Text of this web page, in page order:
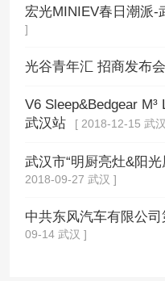
宏光MINIEV春日潮派-
]
光谷青年汇 招商发布会
V6 Sleep&Bedgear
武汉站
[ 2018-12-15 武
武汉市“明厨亮灶&阳
2018-09-27 武汉 ]
中共东风汽车有限公
09-14 武汉 ]